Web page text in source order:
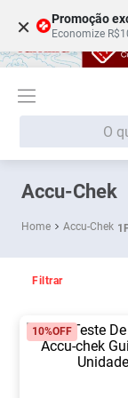
× Promoção
Economize
O que você está
Accu-Chek
Accu-Chek 1
Filtrar
10%OFF
Termos
1 Fralda
3º
5º Fralda G